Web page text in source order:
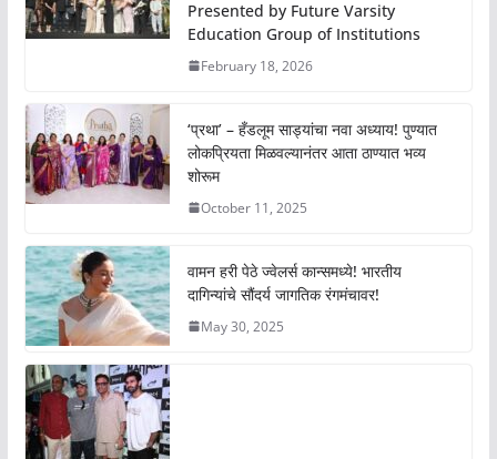
Presented by Future Varsity
Education Group of Institutions
February 18, 2026
‘प्रथा’ – हँडलूम साड्यांचा नवा अध्याय! पुण्यात
लोकप्रियता मिळवल्यानंतर आता ठाण्यात भव्य
शोरूम
October 11, 2025
वामन हरी पेठे ज्वेलर्स कान्समध्ये! भारतीय
दागिन्यांचे सौंदर्य जागतिक रंगमंचावर!
May 30, 2025